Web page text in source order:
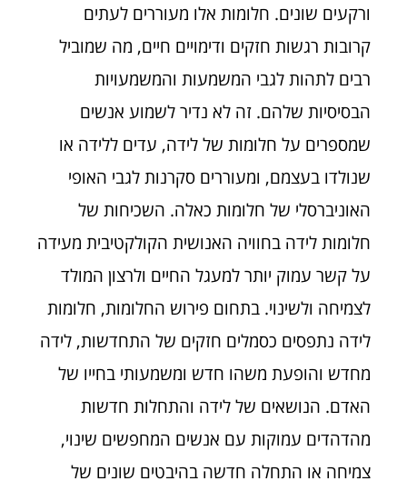
ורקעים שונים. חלומות אלו מעוררים לעתים
קרובות רגשות חזקים ודימויים חיים, מה שמוביל
רבים לתהות לגבי המשמעות והמשמעויות
הבסיסיות שלהם. זה לא נדיר לשמוע אנשים
שמספרים על חלומות של לידה, עדים ללידה או
שנולדו בעצמם, ומעוררים סקרנות לגבי האופי
האוניברסלי של חלומות כאלה. השכיחות של
חלומות לידה בחוויה האנושית הקולקטיבית מעידה
על קשר עמוק יותר למעגל החיים ולרצון המולד
לצמיחה ולשינוי. בתחום פירוש החלומות, חלומות
לידה נתפסים כסמלים חזקים של התחדשות, לידה
מחדש והופעת משהו חדש ומשמעותי בחייו של
האדם. הנושאים של לידה והתחלות חדשות
מהדהדים עמוקות עם אנשים המחפשים שינוי,
צמיחה או התחלה חדשה בהיבטים שונים של